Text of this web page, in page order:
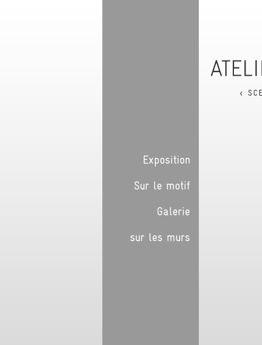
<
Exposition
Sur le motif
Galerie
sur les murs